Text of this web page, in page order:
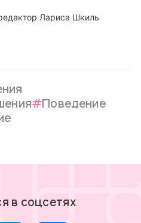
Лариса Шкиль
Поведение
в соцсетях